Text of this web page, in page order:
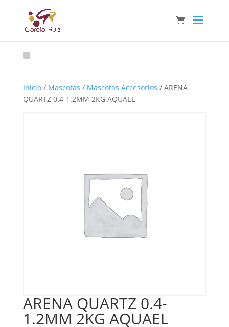
Inicio/ Mascotas / Mascotas Accesorios / ARENA
QUARTZ 0.4-1.2MM 2KG AQUAEL
ARENA QUARTZ 0.4-
1.2MM 2KG AQUAEL